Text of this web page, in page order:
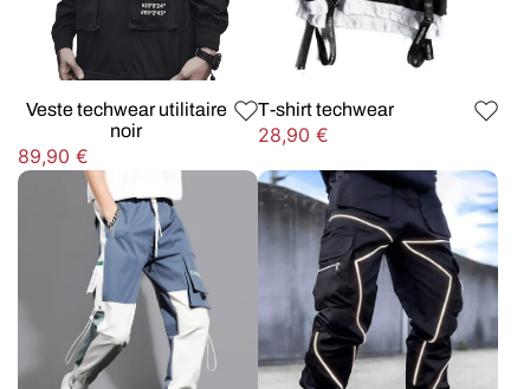
Veste techwear utilitaire
noir
Prix
habituel
89,90 €
T-shirt techwear
Prix
28,90 €